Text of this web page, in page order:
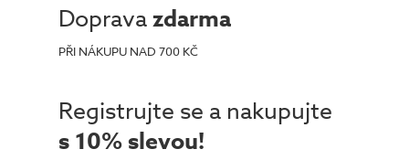
Dopravazdarma
PŘI NÁKUPU NAD 700 KČ
Registrujte se a nakupujte
s 10% slevou!